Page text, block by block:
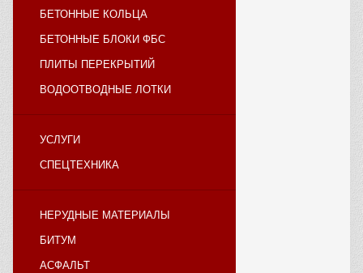
БЕТОННЫЕ КОЛЬЦА
БЕТОННЫЕ БЛОКИ ФБС
ПЛИТЫ ПЕРЕКРЫТИЙ
ВОДООТВОДНЫЕ ЛОТКИ
УСЛУГИ
СПЕЦТЕХНИКА
НЕРУДНЫЕ МАТЕРИАЛЫ
БИТУМ
АСФАЛЬТ